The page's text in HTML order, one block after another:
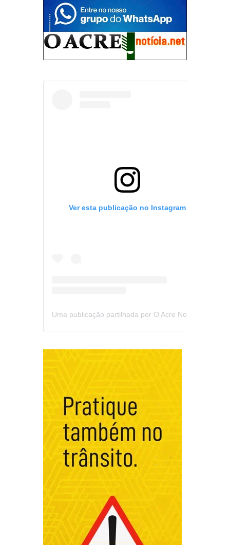
Ver esta publicação no Instagram